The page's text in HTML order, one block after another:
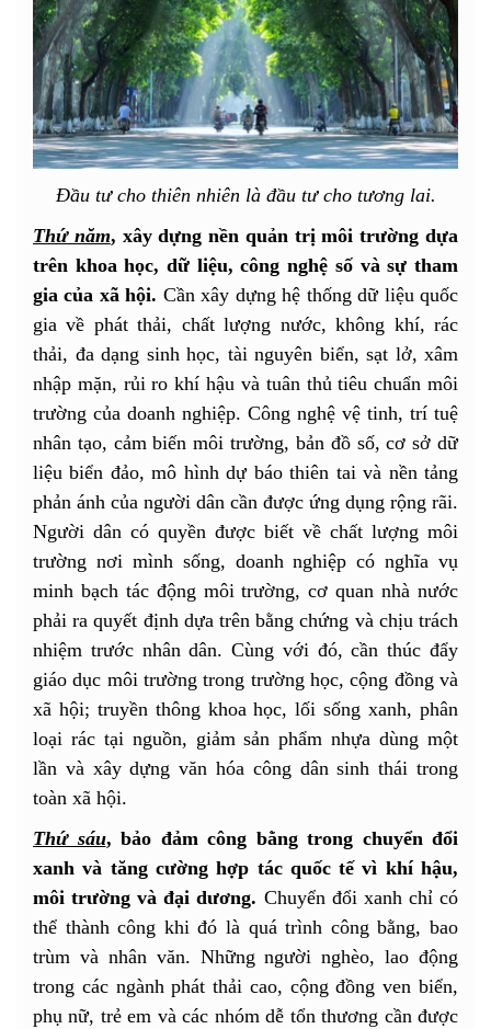
Đầu tư cho thiên nhiên là đầu tư cho tương lai.
Thứ năm, xây dựng nền quản trị môi trường dựa
trên khoa học, dữ liệu, công nghệ số và sự tham
gia của xã hội. Cần xây dựng hệ thống dữ liệu quốc
gia về phát thải, chất lượng nước, không khí, rác
thải, đa dạng sinh học, tài nguyên biển, sạt lở, xâm
nhập mặn, rủi ro khí hậu và tuân thủ tiêu chuẩn môi
trường của doanh nghiệp. Công nghệ vệ tinh, trí tuệ
nhân tạo, cảm biến môi trường, bản đồ số, cơ sở dữ
liệu biển đảo, mô hình dự báo thiên tai và nền tảng
phản ánh của người dân cần được ứng dụng rộng rãi.
Người dân có quyền được biết về chất lượng môi
trường nơi mình sống, doanh nghiệp có nghĩa vụ
minh bạch tác động môi trường, cơ quan nhà nước
phải ra quyết định dựa trên bằng chứng và chịu trách
nhiệm trước nhân dân. Cùng với đó, cần thúc đẩy
giáo dục môi trường trong trường học, cộng đồng và
xã hội; truyền thông khoa học, lối sống xanh, phân
loại rác tại nguồn, giảm sản phẩm nhựa dùng một
lần và xây dựng văn hóa công dân sinh thái trong
toàn xã hội.
Thứ sáu, bảo đảm công bằng trong chuyển đổi
xanh và tăng cường hợp tác quốc tế vì khí hậu,
môi trường và đại dương. Chuyển đổi xanh chỉ có
thể thành công khi đó là quá trình công bằng, bao
trùm và nhân văn. Những người nghèo, lao động
trong các ngành phát thải cao, cộng đồng ven biển,
phụ nữ, trẻ em và các nhóm dễ tổn thương cần được